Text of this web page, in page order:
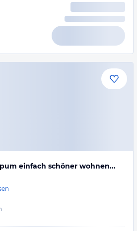
einfach schöner wohnen...